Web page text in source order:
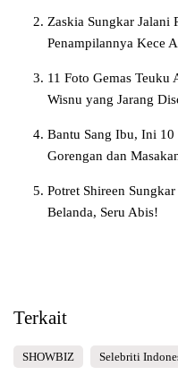
Zaskia Sungkar Jalani
Penampilannya Kece
11 Foto Gemas Teuku
Wisnu yang Jarang
Bantu Sang Ibu, Ini 10
Gorengan dan
Potret Shireen
Belanda, Seru Abis!
Terkait
SHOWBIZ Selebriti